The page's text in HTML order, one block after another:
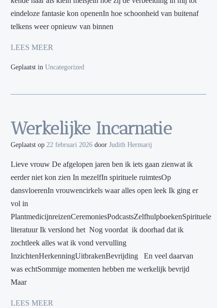
eindeloze fantasie kon openenIn hoe schoonheid van buitenaf
telkens weer opnieuw van binnen
LEES MEER
Geplaatst in Uncategorized
Werkelijke Incarnatie
Geplaatst op 22 februari 2026 door Judith Hermarij
Lieve vrouw De afgelopen jaren ben ik iets gaan zienwat ik
eerder niet kon zien In mezelfIn spirituele ruimtesOp
dansvloerenIn vrouwencirkels waar alles open leek Ik ging er
vol in
PlantmedicijnreizenCeremoniesPodcastsZelfhulpboekenSpirituele
literatuur Ik verslond het Nog voordat ik doorhad dat ik
zochtleek alles wat ik vond vervulling
InzichtenHerkenningUitbrakenBevrijding En veel daarvan
was echtSommige momenten hebben me werkelijk bevrijd
Maar
LEES MEER